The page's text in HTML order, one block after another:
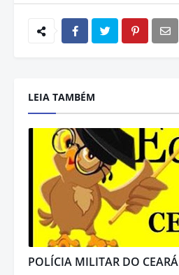
LEIA TAMBÉM
POLÍCIA MILITAR DO CEARÁ